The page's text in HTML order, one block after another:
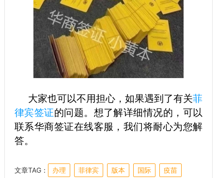
大家也可以不用担心，如果遇到了有关菲
律宾签证的问题。想了解详细情况的，可以
联系华商签证在线客服，我们将耐心为您解
答。
文章TAG： 办理 菲律宾 版本 国际
疫苗